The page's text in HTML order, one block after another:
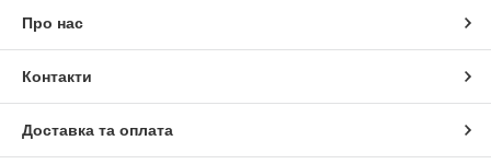
Про нас
Контакти
Доставка та оплата